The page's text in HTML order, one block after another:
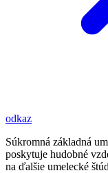
odkaz
Súkromná základná
poskytuje hudobné
na ďalšie umelecké